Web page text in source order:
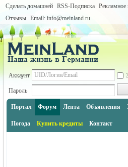
Сделать домашней RSS-Подписка Рекламное
Отзывы Email: info@meinland.ru
Аккаунт
Пароль
Портал Форум Лента Объявления
Погода Купить кредиты Контакт